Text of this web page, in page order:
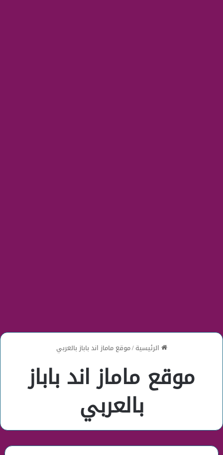
الرئيسية/موقع ماماز اند باباز بالعربي
موقع ماماز اند باباز
بالعربي